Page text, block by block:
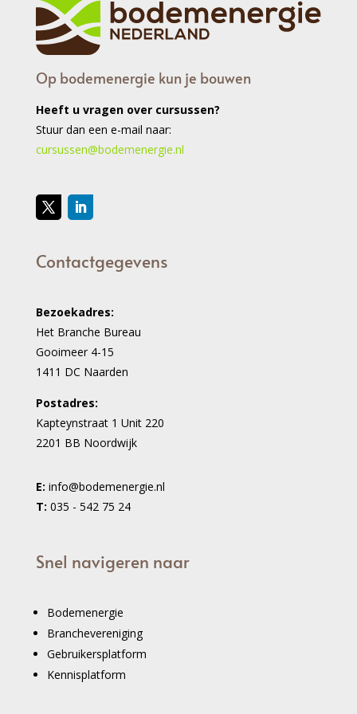
Op bodemenergie kun je bouwen
Heeft u vragen over cursussen?
Stuur dan een e-mail naar:
cursussen@bodemenergie.nl
Contactgegevens
Bezoekadres:
Het Branche Bureau
Gooimeer 4-15
1411 DC Naarden
Postadres:
Kapteynstraat 1 Unit 220
2201 BB Noordwijk
E: info@bodemenergie.nl
T: 035 - 542 75 24
Snel navigeren naar
Bodemenergie
Branchevereniging
Gebruikersplatform
Kennisplatform